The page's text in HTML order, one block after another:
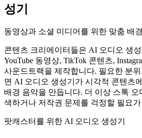
성기
동영상과 소셜 미디어를 위한 맞춤 배
콘텐츠 크리에이터들은 AI 오디오 생
YouTube 동영상, TikTok 콘텐츠,
사운드트랙을 제작합니다. 필요한 분
면 AI 오디오 생성기가 시각적 콘텐츠
배경 음악을 만듭니다. 더 이상 스톡 오
색하거나 저작권 문제를 걱정할 필요
팟캐스터를 위한 AI 오디오 생성기